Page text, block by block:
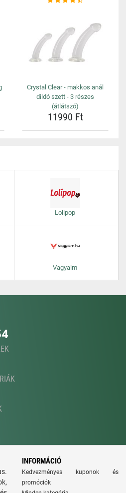
Crystal Clear - makkos anál
dildó szett - 3 részes
(átlátszó)
11990 Ft
Lolipop
Vagyaim
INFORMÁCIÓ
Kedvezményes kuponok és
promóciók